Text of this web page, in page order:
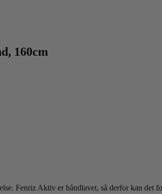
160cm
Fenriz Aktiv er håndlavet, så derfor kan det